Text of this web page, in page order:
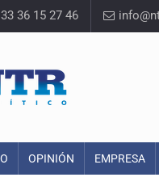
36 15 27 46
OPINIÓN EMPRESA